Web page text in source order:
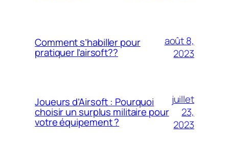
Comment s’habiller pour
pratiquer l’airsoft??
août 8,
2023
Joueurs d’Airsoft : Pourquoi
choisir un surplus militaire pour
votre équipement ?
juillet
23,
2023